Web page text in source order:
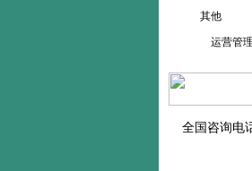
其他
运营管理
全国咨询电